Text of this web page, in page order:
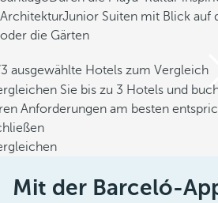
ArchitekturJunior Suiten mit Blick auf
oder die Gärten
ausgewählte Hotels zum Vergleich
Sie bis zu 3 Hotels und
Anforderungen am besten
Mit der Barceló-